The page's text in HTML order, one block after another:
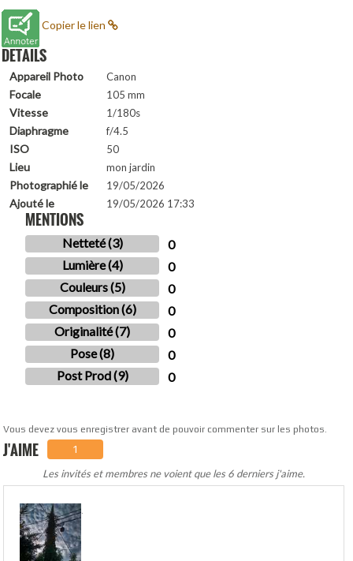
Copier le lien
DETAILS
Appareil Photo Canon
Focale 105 mm
Vitesse 1/180s
Diaphragme f/4.5
ISO 50
Lieu mon jardin
Photographié le 19/05/2026
Ajouté le 19/05/2026 17:33
MENTIONS
Netteté (3)
0
Lumière (4)
0
Couleurs (5)
0
Composition (6)
0
Originalité (7)
0
Pose (8)
0
Post Prod (9)
0
Vous devez vous enregistrer avant de pouvoir commenter sur les photos.
J'AIME 1
Les invités et membres ne voient que les 6 derniers j'aime.
.